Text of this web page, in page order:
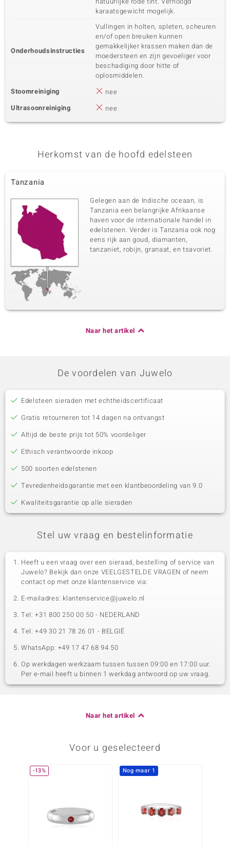
karaatsgewicht mogelijk.
Onderhoudsinstructies
Vullingen in holten, spleten, scheuren
en/of open breuken kunnen
gemakkelijker krassen maken dan de
moedersteen en zijn gevoeliger voor
beschadiging door hitte of
oplosmiddelen.
Stoomreiniging
nee
Ultrasoonreiniging
nee
Herkomst van de hoofd edelsteen
Tanzania
Gelegen aan de Indische oceaan, is
Tanzania een belangrijke Afrikaanse
haven voor de internationale handel in
edelstenen. Verder is Tanzania ook nog
eens rijk aan goud, diamanten,
tanzaniet, robijn, granaat, en tsavoriet.
Naar het artikel
De voordelen van Juwelo
Edelsteen sieraden met echtheidscertificaat
Gratis retourneren tot 14 dagen na ontvangst
Altijd de beste prijs tot 50% voordeliger
Ethisch verantwoorde inkoop
500 soorten edelstenen
Tevredenheidsgarantie met een klantbeoordeling van 9.0
Kwaliteitsgarantie op alle sieraden
Stel uw vraag en bestelinformatie
Heeft u een vraag over een sieraad, bestelling of service van
Juwelo? Bekijk dan onze VEELGESTELDE VRAGEN of neem
contact op met onze klantenservice via:
E-mailadres: klantenservice@juwelo.nl
Tel: +31 800 250 00 50 - NEDERLAND
Tel: +49 30 21 78 26 01 - BELGIË
WhatsApp: +49 17 47 68 94 50
Op werkdagen werkzaam tussen tussen 09:00 en 17:00 uur.
Per e-mail heeft u binnen 1 werkdag antwoord op uw vraag.
Naar het artikel
Voor u geselecteerd
-13% Nog maar 1